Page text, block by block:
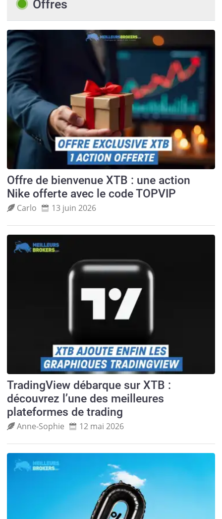
Offres
Offre de bienvenue XTB : une action
Nike offerte avec le code TOPVIP
Carlo 13 juin 2026
TradingView débarque sur XTB :
découvrez l’une des meilleures
plateformes de trading
Anne‑Sophie 12 mai 2026